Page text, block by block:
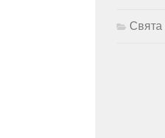
Свята